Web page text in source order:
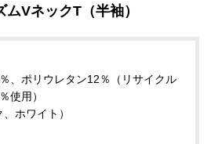
VネックT（半袖）
、ポリウレタン12％（リサイクル
使用）
ホワイト）